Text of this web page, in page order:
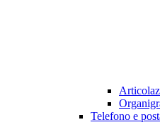
Telefono e